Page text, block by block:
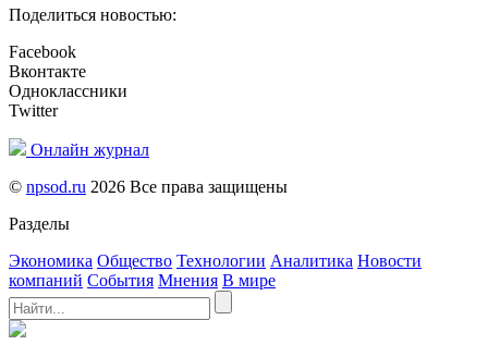
Поделиться новостью:
Facebook
Вконтакте
Одноклассники
Twitter
Онлайн журнал
© npsod.ru 2026 Все права защищены
Разделы
Экономика Общество Технологии Аналитика Новости
компаний События Мнения В мире